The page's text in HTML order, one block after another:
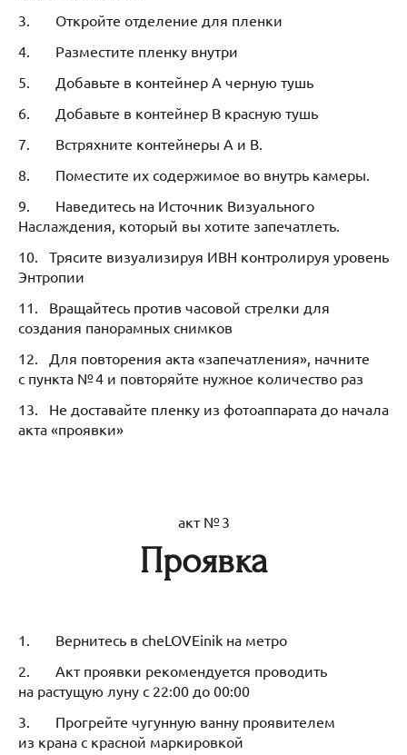
3. Откройте отделение для пленки
4. Разместите пленку внутри
5. Добавьте в контейнер А черную тушь
6. Добавьте в контейнер В красную тушь
7. Встряхните контейнеры А и B.
8. Поместите их содержимое во внутрь камеры.
9. Наведитесь на Источник Визуального
Наслаждения, который вы хотите запечатлеть.
10. Трясите визуализируя ИВН контролируя уровень
Энтропии
11. Вращайтесь против часовой стрелки для
создания панорамных снимков
12. Для повторения акта «запечатления», начните
с пункта № 4 и повторяйте нужное количество раз
13. Не доставайте пленку из фотоаппарата до начала
акта «проявки»
акт № 3
Проявка
1. Вернитесь в cheLOVEinik на метро
2. Акт проявки рекомендуется проводить
на растущую луну с 22:00 до 00:00
3. Прогрейте чугунную ванну проявителем
из крана с красной маркировкой